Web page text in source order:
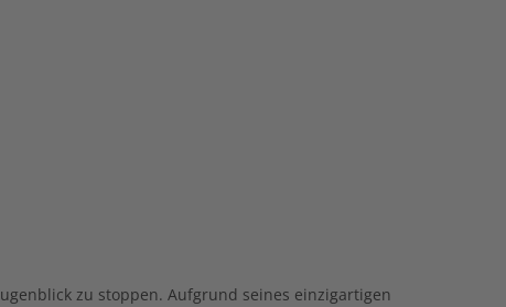
zu stoppen. Aufgrund seines einzigartigen